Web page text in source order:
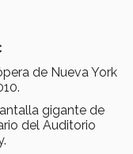
de Nueva York
gigante de
del Auditorio